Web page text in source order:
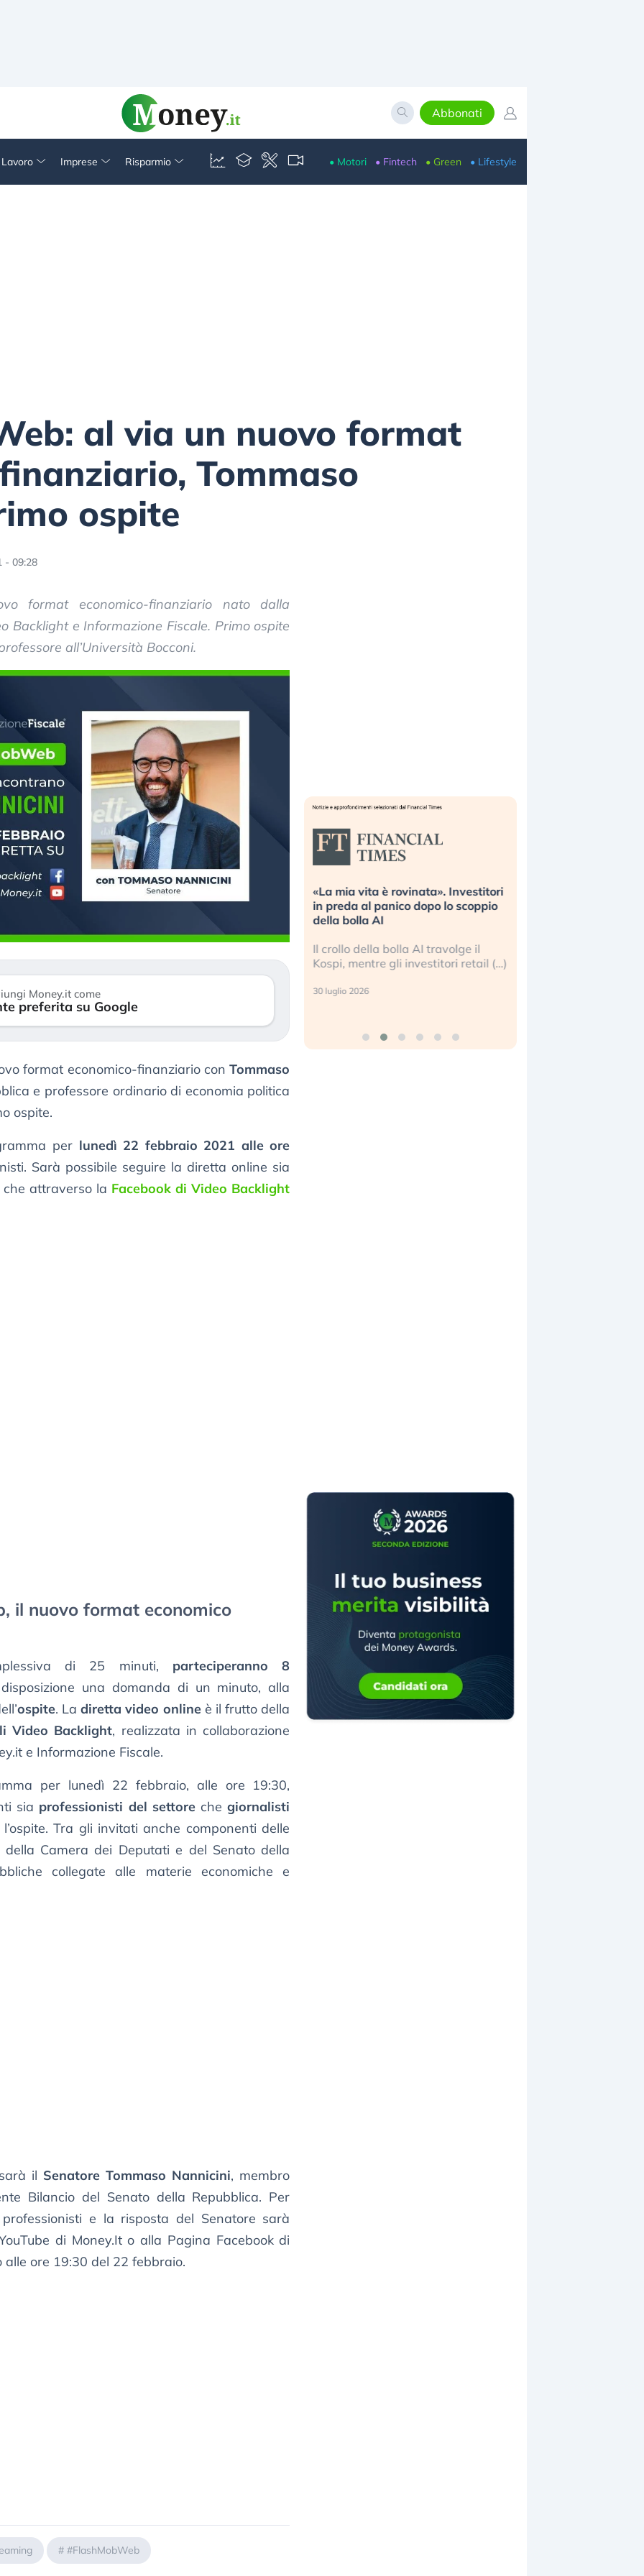
Abbonati
Imprese Risparmio • Motori • Fintech • Green • Lifestyle
al via un nuovo format
Tommaso
ospite
- 09:28
format economico-finanziario nato dalla
Backlight e Informazione Fiscale. Primo ospite
all’Università Bocconi.
Money.it come
preferita su Google
format economico-finanziario conTommaso
e professore ordinario di economia politica
ospite.
per lunedì 22 febbraio 2021 alle ore
Sarà possibile seguire la diretta online sia
che attraverso la Facebook di Video Backlight
il nuovo format economico
di 25 minuti, parteciperanno 8
una domanda di un minuto, alla
ospite. Ladiretta video onlineè il frutto della
Video Backlight, realizzata in collaborazione
e Informazione Fiscale.
per lunedì 22 febbraio, alle ore 19:30,
sia professionisti del settorechegiornalisti
Tra gli invitati anche componenti delle
della Camera dei Deputati e del Senato della
collegate alle materie economiche e
il Senatore Tommaso Nannicini, membro
Bilancio del Senato della Repubblica. Per
e la risposta del Senatore sarà
di Money.It o alla Pagina Facebook di
ore 19:30 del 22 febbraio.
# #FlashMobWeb
Dalle valutazioni estreme alla
correzione. Cosa sta guidando il
repricing degli asset?
mostrando segni di stanchezza
verso le (…)
3 agosto 2026
«La mia vita è rovinata». Investitori
in preda al panico dopo lo scoppio
della bolla AI
Il crollo della bolla AI travolge il
Kospi, mentre gli investitori retail (…)
30 luglio 2026